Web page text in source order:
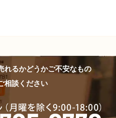
れるかどうかご不安なもの
相談ください